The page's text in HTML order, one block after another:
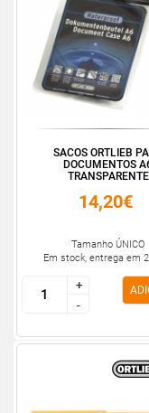
SACOS ORTLIEB
DOCUMENTOS
TRANSPARENTE
14,20€
Tamanho ÚNICO
Em stock, entrega em
+
-
+
-